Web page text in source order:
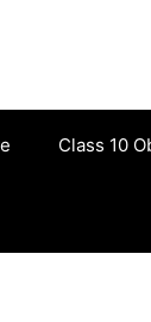
Class 10